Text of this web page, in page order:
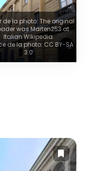
de la photo: The original
was Marten253 at
Italian Wikipedia.
de la photo: CC BY-SA
3.0